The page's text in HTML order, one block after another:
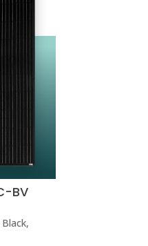
BV
Black,